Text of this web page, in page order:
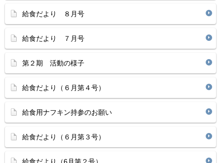
給食だより ８月号
給食だより ７月号
第２期 活動の様子
給食だより（６月第４号）
給食用ナフキン持参のお願い
給食だより（６月第３号）